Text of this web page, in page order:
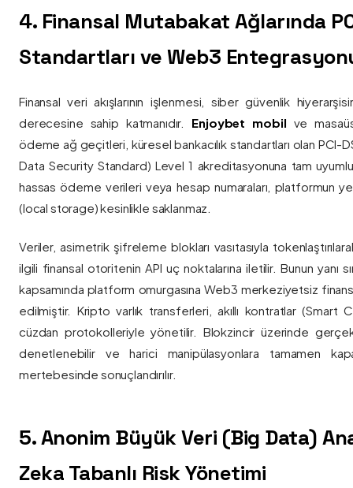
4. Finansal Mutabakat Ağlarında
Standartları ve Web3
Finansal veri akışlarının işlenmesi, siber güvenlik
derecesine sahip katmanıdır. Enjoybet mobil ve
ödeme ağ geçitleri, küresel bankacılık standartları olan PCI-
Data Security Standard) Level 1 akreditasyonuna tam
hassas ödeme verileri veya hesap numaraları, platformun
(local storage) kesinlikle saklanmaz.
Veriler, asimetrik şifreleme blokları vasıtasıyla
ilgili finansal otoritenin API uç noktalarına iletilir. Bunun yanı
kapsamında platform omurgasına Web3 merkeziyetsiz
edilmiştir. Kripto varlık transferleri, akıllı kontratlar (Smart
cüzdan protokolleriyle yönetilir. Blokzincir üzerinde
denetlenebilir ve harici manipülasyonlara tamamen
mertebesinde sonuçlandırılır.
5. Anonim Büyük Veri (Big Data)
Zeka Tabanlı Risk Yönetimi